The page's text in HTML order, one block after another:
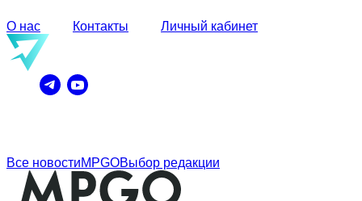
О нас Контакты Личный кабинет
Все новостиMPGOВыбор редакции